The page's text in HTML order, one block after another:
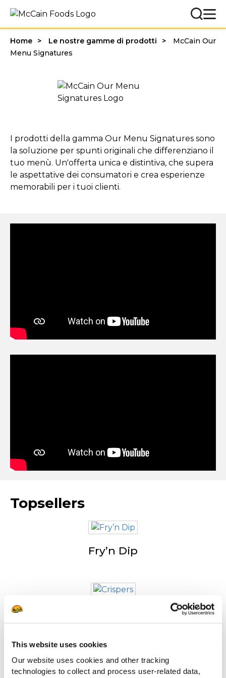
This website uses cookies
Our website uses cookies and other tracking
technologies to collect and process user-related data,
Home Le nostre gamme di prodotti
McCain Our
Menu Signatures
I prodotti della gamma Our Menu Signatures sono
la soluzione per spunti originali che differenziano il
tuo menù. Un'offerta unica e distintiva, che supera
le aspettative dei consumatori e crea esperienze
memorabili per i tuoi clienti.
Topsellers
Fry’n Dip
Country Style Con Buccia